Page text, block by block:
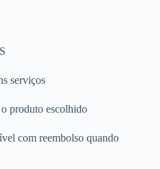
serviços
produto escolhido
com reembolso quando